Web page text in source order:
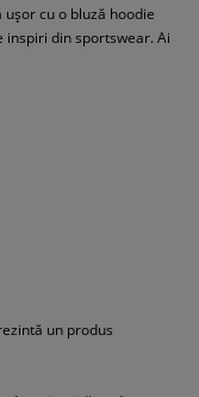
cu o bluză hoodie
inspiri din sportswear. Ai
un produs